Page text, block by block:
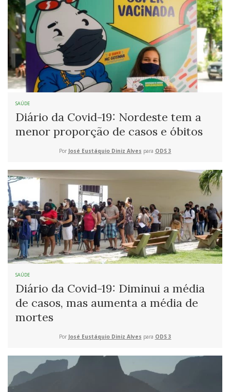
SAÚDE
Diário da Covid-19: Nordeste tem a
menor proporção de casos e óbitos
Por José Eustáquio Diniz Alves para ODS 3
SAÚDE
Diário da Covid-19: Diminui a média
de casos, mas aumenta a média de
mortes
Por José Eustáquio Diniz Alves para ODS 3